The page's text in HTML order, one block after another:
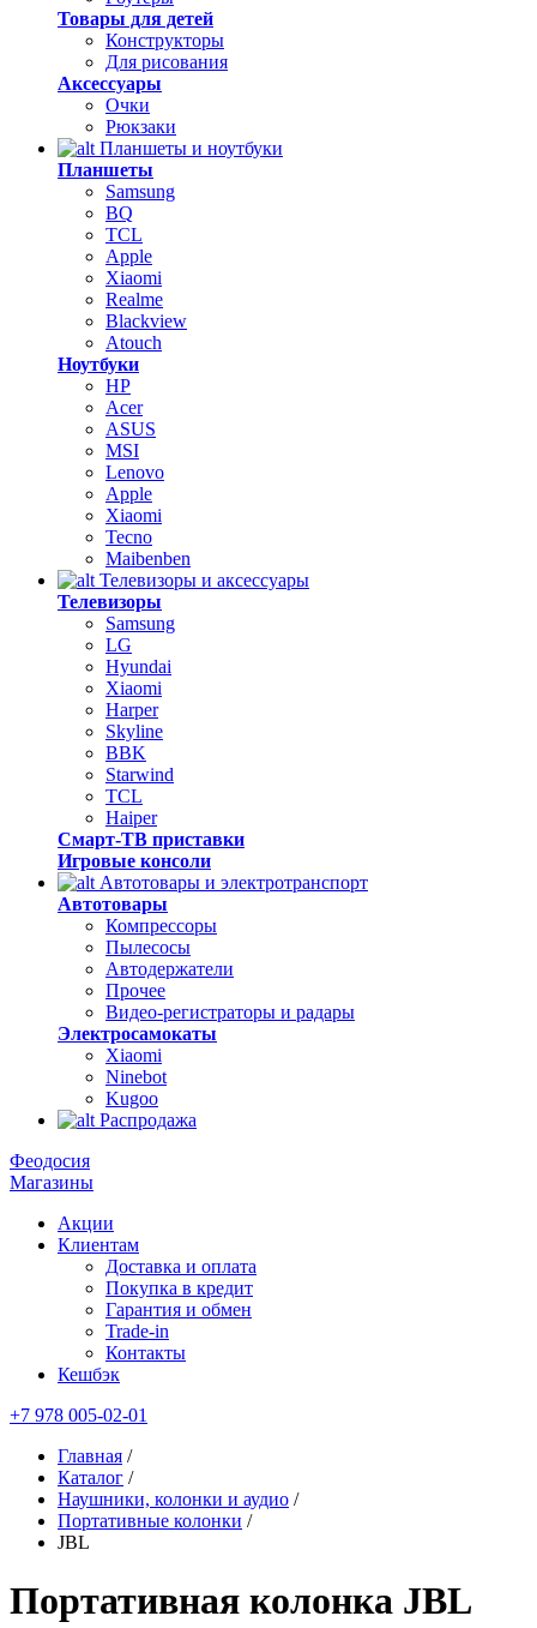
Товары для детей
Конструкторы
Для рисования
Аксессуары
Очки
Рюкзаки
Планшеты и ноутбуки
Планшеты
Samsung
BQ
TCL
Apple
Xiaomi
Realme
Blackview
Atouch
Ноутбуки
HP
Acer
ASUS
MSI
Lenovo
Apple
Xiaomi
Tecno
Maibenben
Телевизоры и аксессуары
Телевизоры
Samsung
LG
Hyundai
Xiaomi
Harper
Skyline
BBK
Starwind
TCL
Haiper
Смарт-ТВ приставки
Игровые консоли
Автотовары и электротранспорт
Автотовары
Компрессоры
Пылесосы
Автодержатели
Прочее
Видео-регистраторы и радары
Электросамокаты
Xiaomi
Ninebot
Kugoo
Распродажа
Феодосия
Магазины
Акции
Клиентам
Доставка и оплата
Покупка в кредит
Гарантия и обмен
Trade-in
Контакты
Кешбэк
+7 978 005-02-01
Главная /
Каталог /
Наушники, колонки и аудио /
Портативные колонки /
JBL
Портативная колонка JBL